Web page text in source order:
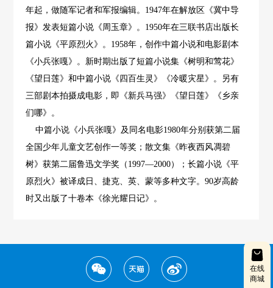
在线
商城
年起，做随军记者和军报编辑。1947年在解放区《冀中导
报》发表短篇小说《周玉章》。1950年在三联书店出版长
篇小说《平原烈火》。1958年，创作中篇小说和电影剧本
《小兵张嘎》。新时期出版了短篇小说集《树明和莺花》
《望日莲》和中篇小说《四百生灵》《冷暖灾星》。另有
三部剧本拍摄成电影，即《新兵马强》《望日莲》《乡亲
们哪》。
中篇小说《小兵张嘎》及同名电影1980年分别获第二届
全国少年儿童文艺创作一等奖；散文集《昨夜西风凋碧
树》获第二届鲁迅文学奖（1997―2000）；长篇小说《平
原烈火》被译成日、捷克、英、蒙等多种文字。90岁高龄
时又出版了十卷本《徐光耀日记》。